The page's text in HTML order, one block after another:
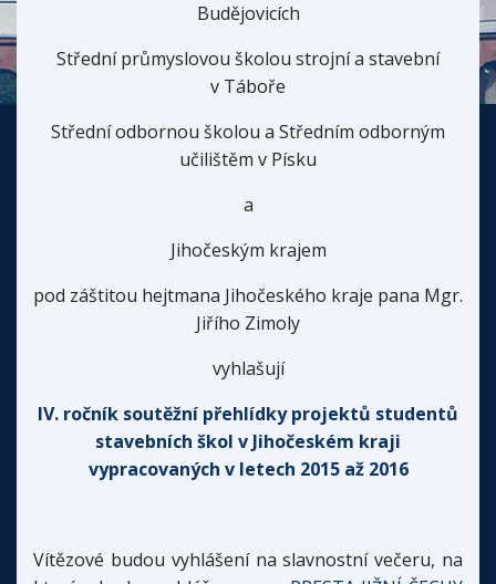
Budějovicích
Střední průmyslovou školou strojní a stavební
v Táboře
Střední odbornou školou a Středním odborným
učilištěm v Písku
a
Jihočeským krajem
pod záštitou hejtmana Jihočeského kraje pana Mgr.
Jiřího Zimoly
vyhlašují
IV. ročník soutěžní přehlídky projektů studentů
stavebních škol v Jihočeském kraji
vypracovaných v letech 2015 až 2016
Vítězové budou vyhlášení na slavnostní večeru, na